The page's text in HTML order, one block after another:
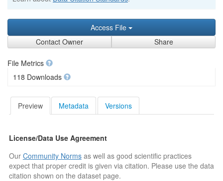
Access File
Contact Owner
Share
File Metrics
118 Downloads
Preview Metadata Versions
License/Data Use Agreement
Our Community Normsas well as good scientific practices
expect that proper credit is given via citation. Please use the data
citation shown on the dataset page.